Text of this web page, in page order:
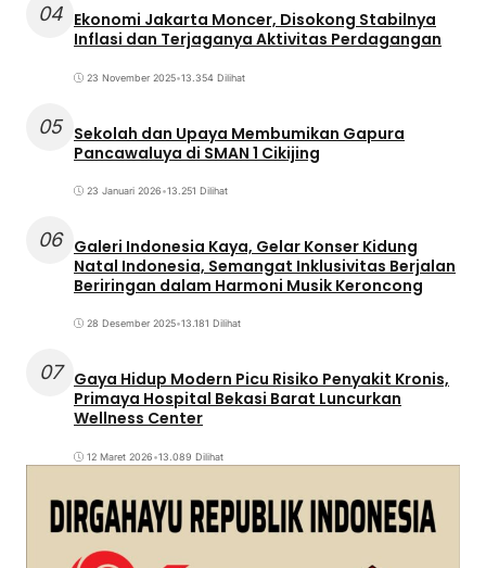
04 Ekonomi Jakarta Moncer, Disokong Stabilnya
Inflasi dan Terjaganya Aktivitas Perdagangan
23 November 2025•13.354 Dilihat
05 Sekolah dan Upaya Membumikan Gapura
Pancawaluya di SMAN 1 Cikijing
23 Januari 2026•13.251 Dilihat
06 Galeri Indonesia Kaya, Gelar Konser Kidung
Natal Indonesia, Semangat Inklusivitas Berjalan
Beriringan dalam Harmoni Musik Keroncong
28 Desember 2025•13.181 Dilihat
07
Gaya Hidup Modern Picu Risiko Penyakit Kronis,
Primaya Hospital Bekasi Barat Luncurkan
Wellness Center
12 Maret 2026•13.089 Dilihat